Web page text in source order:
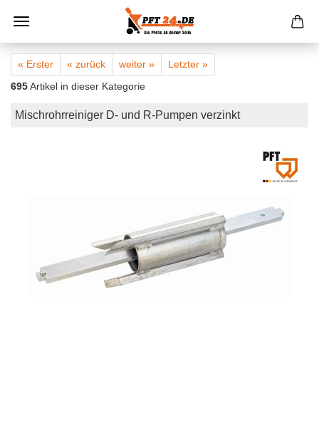
« Erster « zurück weiter »
Letzter »
695Artikel in dieser Kategorie
Mischrohrreiniger D- und R-Pumpen verzinkt